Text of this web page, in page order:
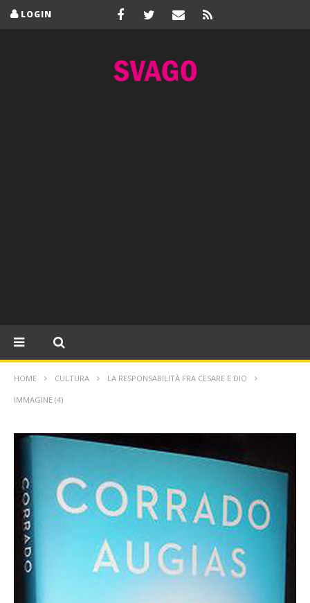
LOGIN
HOME CULTURA LA RESPONSABILITÀ FRA CESARE E DIO
IMMAGINE (4)